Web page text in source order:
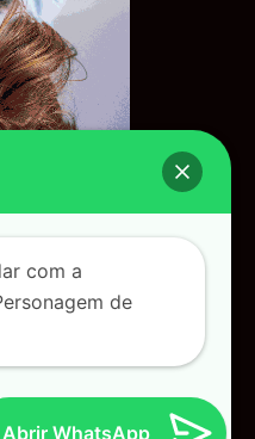
com a
de
Abrir WhatsApp